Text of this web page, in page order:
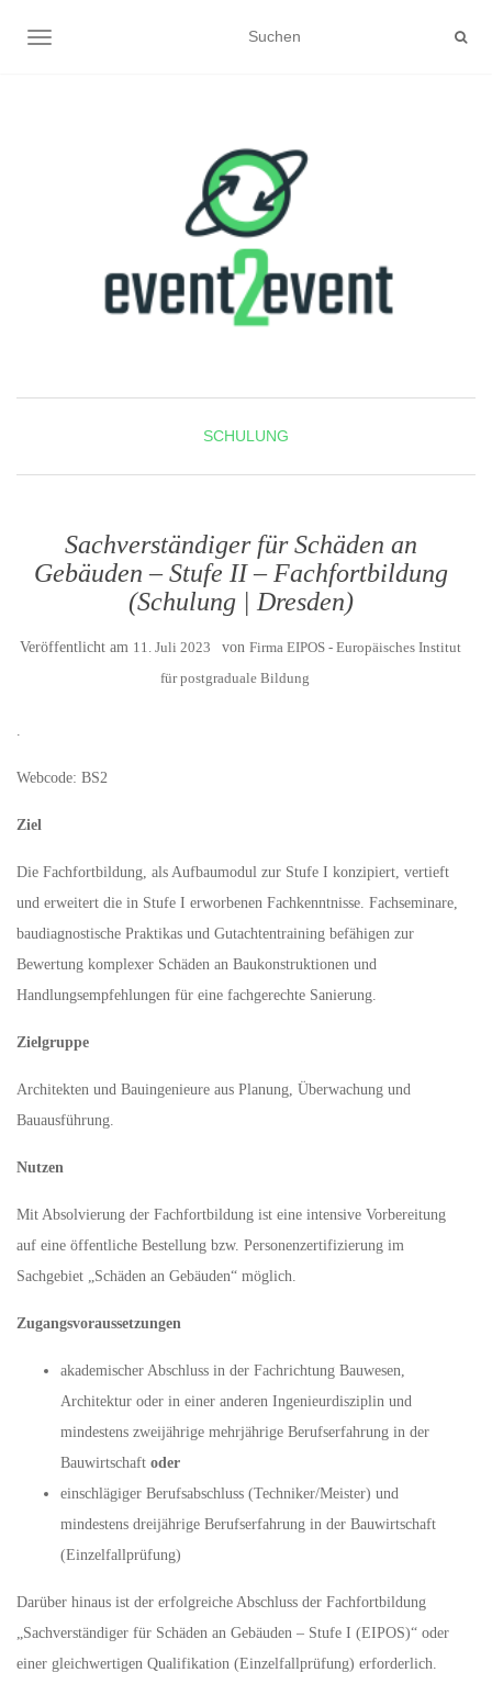
NAVIGATION UMSCHALTEN
SCHULUNG
Sachverständiger für Schäden an
Gebäuden – Stufe II – Fachfortbildung
(Schulung | Dresden)
Veröffentlicht am 11. Juli 2023 von Firma EIPOS - Europäisches Institut
für postgraduale Bildung
.
Webcode: BS2
Ziel
Die Fachfortbildung, als Aufbaumodul zur Stufe I konzipiert, vertieft
und erweitert die in Stufe I erworbenen Fachkenntnisse. Fachseminare,
baudiagnostische Praktikas und Gutachtentraining befähigen zur
Bewertung komplexer Schäden an Baukonstruktionen und
Handlungsempfehlungen für eine fachgerechte Sanierung.
Zielgruppe
Architekten und Bauingenieure aus Planung, Überwachung und
Bauausführung.
Nutzen
Mit Absolvierung der Fachfortbildung ist eine intensive Vorbereitung
auf eine öffentliche Bestellung bzw. Personenzertifizierung im
Sachgebiet „Schäden an Gebäuden“ möglich.
Zugangsvoraussetzungen
akademischer Abschluss in der Fachrichtung Bauwesen,
Architektur oder in einer anderen Ingenieurdisziplin und
mindestens zweijährige mehrjährige Berufserfahrung in der
Bauwirtschaft oder
einschlägiger Berufsabschluss (Techniker/Meister) und
mindestens dreijährige Berufserfahrung in der Bauwirtschaft
(Einzelfallprüfung)
Darüber hinaus ist der erfolgreiche Abschluss der Fachfortbildung
„Sachverständiger für Schäden an Gebäuden – Stufe I (EIPOS)“ oder
einer gleichwertigen Qualifikation (Einzelfallprüfung) erforderlich.